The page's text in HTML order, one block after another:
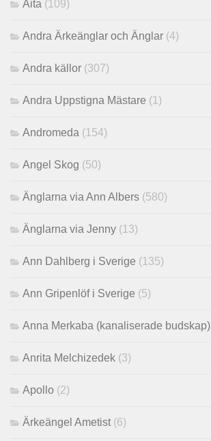
Aita (109)
Andra Ärkeänglar och Änglar (4)
Andra källor (307)
Andra Uppstigna Mästare (1)
Andromeda (154)
Angel Skog (50)
Änglarna via Ann Albers (580)
Änglarna via Jenny (13)
Ann Dahlberg i Sverige (135)
Ann Gripenlöf i Sverige (5)
Anna Merkaba (kanaliserade budskap)
Anrita Melchizedek (3)
Apollo (2)
Ärkeängel Ametist (6)